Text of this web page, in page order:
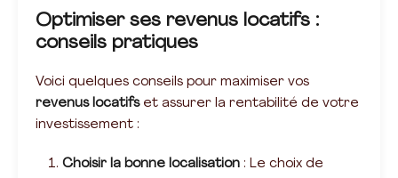
Optimiser ses revenus locatifs :
conseils pratiques
Voici quelques conseils pour maximiser vos
revenus locatifset assurer la rentabilité de votre
investissement :
Choisir la bonne localisation : Le choix de